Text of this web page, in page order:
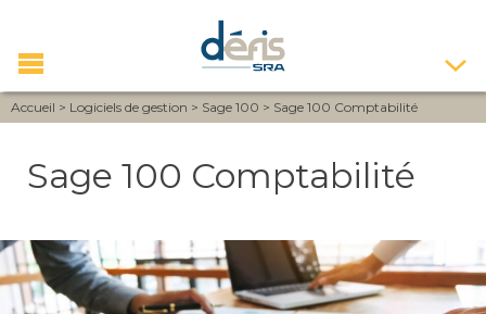
Accueil > Logiciels de gestion > Sage 100 > Sage 100 Comptabilité
Sage 100 Comptabilité